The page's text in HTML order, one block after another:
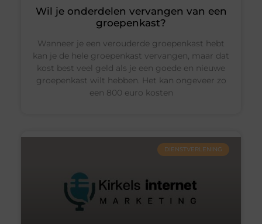
Wil je onderdelen vervangen van een
groepenkast?
Wanneer je een verouderde groepenkast hebt
kan je de hele groepenkast vervangen, maar dat
kost best veel geld als je een goede en nieuwe
groepenkast wilt hebben. Het kan ongeveer zo
een 800 euro kosten
DIENSTVERLENING